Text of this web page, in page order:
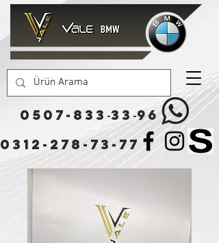
0507-833 -33-96
0312-278-73-77